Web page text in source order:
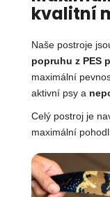
kvalitní
Naše postroje
popruhu z PES
maximální
aktivní psy a
Celý postroj je
maximální